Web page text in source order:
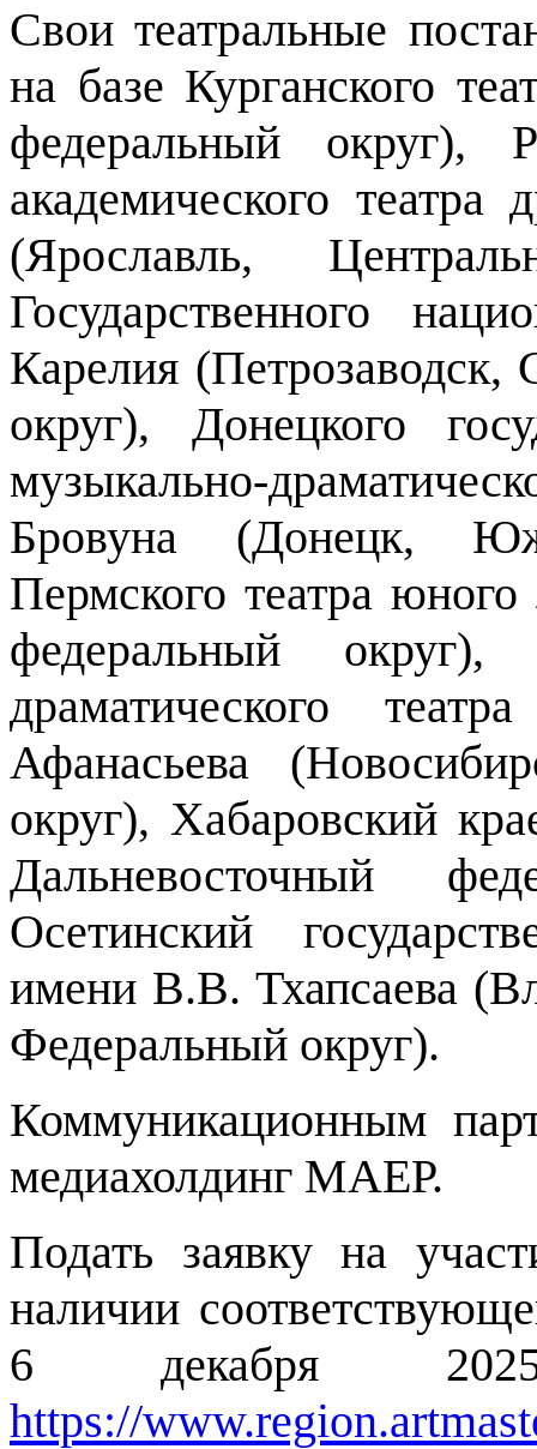
Свои театральные
на базе Курганского
федеральный округ),
академического
(Ярославль,
Государственного
Карелия (Петрозаводск,
округ), Донецкого
музыкально-
Бровуна (Донецк,
Пермского театра
федеральный округ),
драматического
Афанасьева
округ), Хабаровский
Дальневосточный
Осетинский
имени В.В. Тхапсаева
Федеральный округ).
Коммуникационным
медиахолдинг МАЕР.
Подать заявку на
наличии
6 декабря
https://